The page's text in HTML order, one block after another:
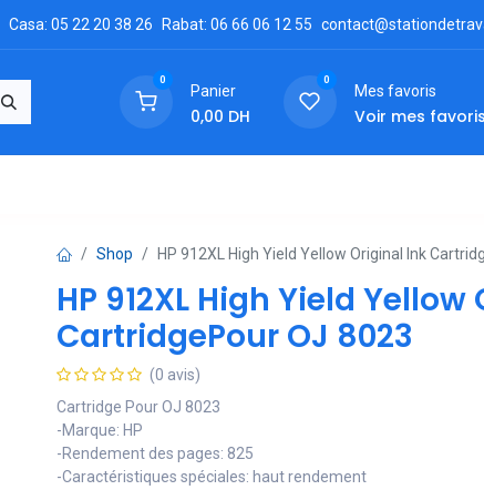
Casa: 05 22 20 38 26 Rabat: 06 66 06 12 55
0
Panier
0,00 DH
0
Mes favoris
Voir mes favoris
Shop HP 912XL High Yield Yellow Original Ink
HP 912XL High Yield
CartridgePour OJ 8023
(0 avis)
Cartridge Pour OJ 8023
-Marque: HP
-Rendement des pages: 825
-Caractéristiques spéciales: haut rendement